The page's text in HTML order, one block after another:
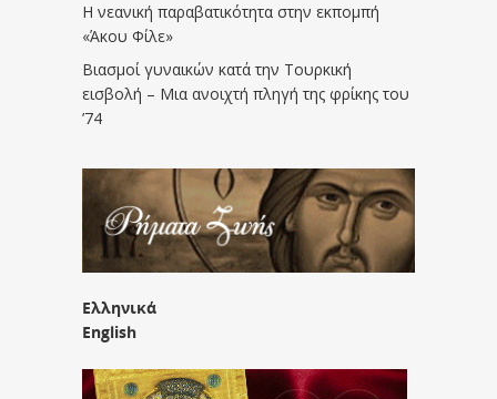
Η νεανική παραβατικότητα στην εκπομπή
«Άκου Φίλε»
Βιασμοί γυναικών κατά την Τουρκική
εισβολή – Μια ανοιχτή πληγή της φρίκης του
’74
Ελληνικά
English